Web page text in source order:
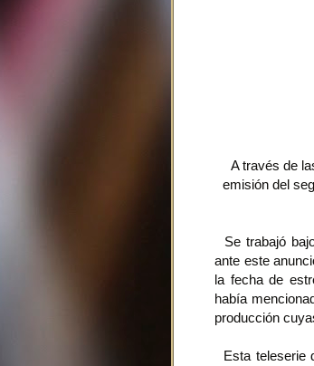
A través de
emisión del
Se trabajó
ante este
la fecha de
había
producción
Esta teleserie